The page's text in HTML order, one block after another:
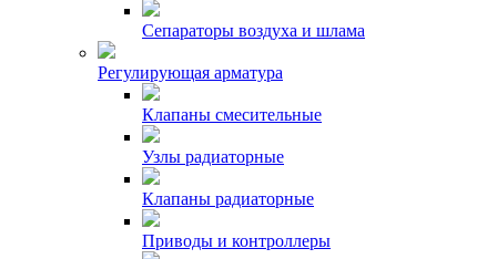
Сепараторы воздуха и шлама
Регулирующая арматура
Клапаны смесительные
Узлы радиаторные
Клапаны радиаторные
Приводы и контроллеры